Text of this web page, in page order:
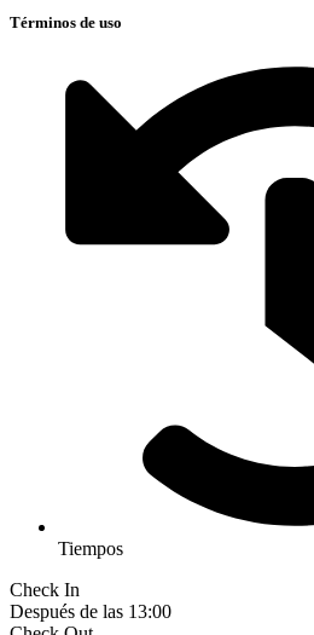
Términos de uso
Tiempos
Check In
Después de las 13:00